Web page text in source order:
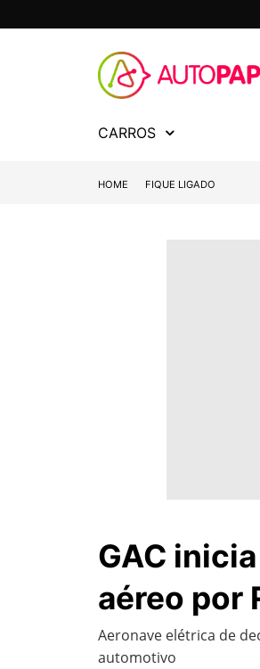
CARROS
HOME FIQUE LIGADO
GAC
aéreo por
Aeronave elétrica de
automotivo